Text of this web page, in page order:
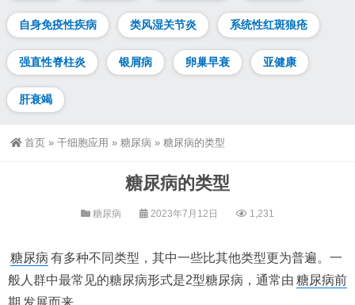
自身免疫性疾病 类风湿关节炎 系统性红斑狼疮
强直性脊柱炎 银屑病 卵巢早衰 亚健康
肝衰竭
首页 » 干细胞应用 » 糖尿病 » 糖尿病的类型
糖尿病的类型
糖尿病 2023年7月12日 1,231
糖尿病 有多种不同类型，其中一些比其他类型更为普遍。一
般人群中最常见的糖尿病形式是2型糖尿病，通常由 糖尿病前
期 发展而来。